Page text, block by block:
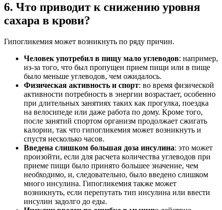
6. Что приводит к снижению уровня
сахара в крови?
Гипогликемия может возникнуть по ряду причин.
Человек употребил в пищу мало углеводов: например,
из-за того, что был пропущен прием пищи или в пище
было меньше углеводов, чем ожидалось.
Физическая активность и спорт: во время физической
активности потребность в энергии возрастает, особенно
при длительных занятиях таких как прогулка, поездка
на велосипеде или даже работа по дому. Кроме того,
после занятий спортом организм продолжает сжигать
калории, так что гипогликемия может возникнуть и
спустя несколько часов.
Введена слишком большая доза инсулина: это может
произойти, если для расчета количества углеводов при
приеме пищи было принято большее значение, чем
необходимо, и, следовательно, было введено слишком
много инсулина. Гипогликемия также может
возникнуть, если перепутать тип инсулина или ввести
инсулин задолго до еды.